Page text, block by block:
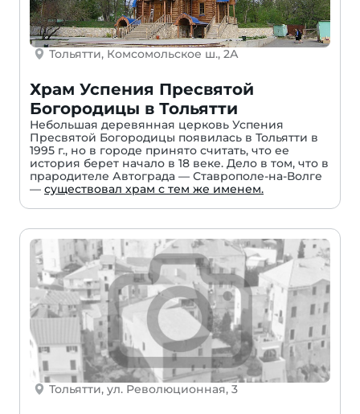
Тольятти, Комсомольское ш., 2А
Храм Успения Пресвятой
Богородицы в Тольятти
Небольшая деревянная церковь Успения
Пресвятой Богородицы появилась в Тольятти в
1995 г., но в городе принято считать, что ее
история берет начало в 18 веке. Дело в том, что в
прародителе Автограда — Ставрополе-на-Волге
— существовал храм с тем же именем.
Тольятти, ул. Революционная, 3